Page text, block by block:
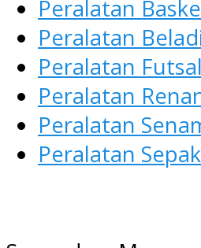
Peralatan
Peralatan
Peralatan Futsal
Peralatan
Peralatan
Peralatan